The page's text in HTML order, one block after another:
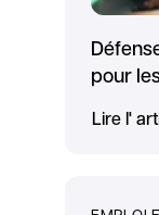
pour
Lire l'